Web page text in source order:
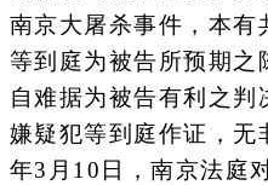
南京大屠杀事件，本有
等到庭为被告所预期之
自难据为被告有利之
嫌疑犯等到庭作证，
年3月10日，南京法庭